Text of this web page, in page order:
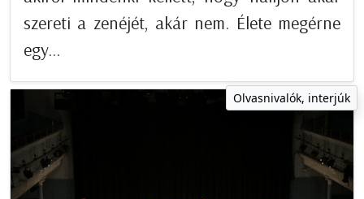
szereti a zenéjét, akár nem. Élete megérne
egy...
Olvasnivalók, interjúk